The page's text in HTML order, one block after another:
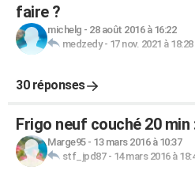
faire ?
michelg - 28 août 2016 à 16:22
medzedy- 17 nov. 2021 à 18:28
30 réponses
Frigo neuf couché 20 min
Marge95- 13 mars 2016 à 10:37
stf_jpd87- 14 mars 2016 à